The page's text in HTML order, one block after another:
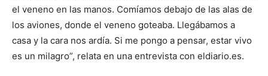
el veneno en las manos. Comíamos debajo de las alas de
los aviones, donde el veneno goteaba. Llegábamos a
casa y la cara nos ardía. Si me pongo a pensar, estar vivo
es un milagro”, relata en una entrevista con eldiario.es.